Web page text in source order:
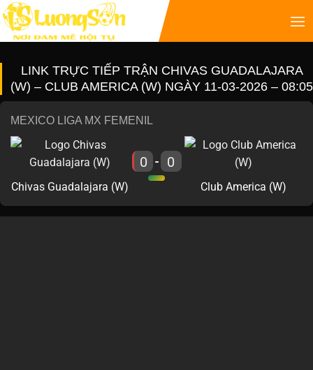
LINK TRỰC TIẾP TRẬN CHIVAS GUADALAJARA
(W) – CLUB AMERICA (W) NGÀY 11-03-2026 – 08:05
MEXICO LIGA MX FEMENIL
Chivas Guadalajara (W)
0 - 0
Club America (W)